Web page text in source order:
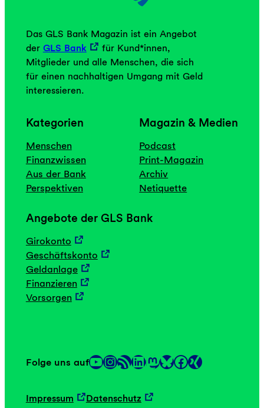
Das GLS Bank Magazin ist ein Angebot
der GLS Bank
für Kund*innen,
Mitglieder und alle Menschen, die sich
für einen nachhaltigen Umgang mit Geld
interessieren.
Kategorien
Menschen
Finanzwissen
Aus der Bank
Perspektiven
Magazin & Medien
Podcast
Print-Magazin
Archiv
Netiquette
Angebote der GLS Bank
Girokonto
Geschäftskonto
Geldanlage
Finanzieren
Vorsorgen
Folge uns aufYouTube InstagramRSS-Feed LinkedIn Mastodon Link Facebook Link
Impressum Datenschutz